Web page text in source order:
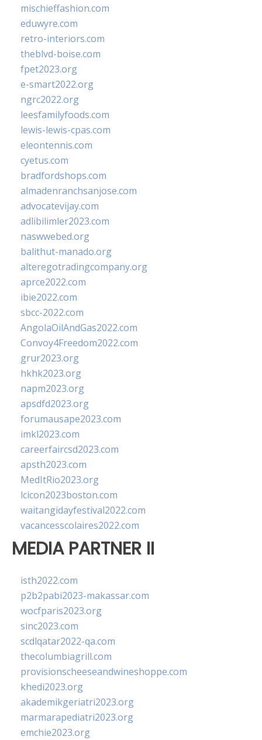
mischieffashion.com
eduwyre.com
retro-interiors.com
theblvd-boise.com
fpet2023.org
e-smart2022.org
ngrc2022.org
leesfamilyfoods.com
lewis-lewis-cpas.com
eleontennis.com
cyetus.com
bradfordshops.com
almadenranchsanjose.com
advocatevijay.com
adlibilimler2023.com
naswwebed.org
balithut-manado.org
alteregotradingcompany.org
aprce2022.com
ibie2022.com
sbcc-2022.com
AngolaOilAndGas2022.com
Convoy4Freedom2022.com
grur2023.org
hkhk2023.org
napm2023.org
apsdfd2023.org
forumausape2023.com
imkl2023.com
careerfaircsd2023.com
apsth2023.com
MedItRio2023.org
lcicon2023boston.com
waitangidayfestival2022.com
vacancesscolaires2022.com
MEDIA PARTNER II
isth2022.com
p2b2pabi2023-makassar.com
wocfparis2023.org
sinc2023.com
scdlqatar2022-qa.com
thecolumbiagrill.com
provisionscheeseandwineshoppe.com
khedi2023.org
akademikgeriatri2023.org
marmarapediatri2023.org
emchie2023.org